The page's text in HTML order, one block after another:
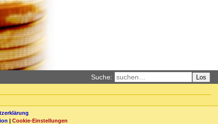
Suche: Los
| Cookie-Einstellungen